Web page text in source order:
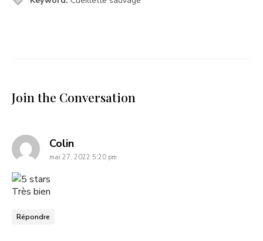
Join the Conversation
Colinsays:
mai 27, 2022 5:20 pm
Très bien
Répondre